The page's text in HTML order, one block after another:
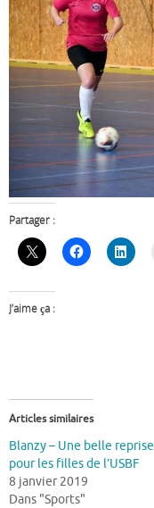
Partager :
J’aime ça :
Articles similaires
Blanzy – Une belle reprise
pour les filles de l’USBF
8 janvier 2019
Dans "Sports"